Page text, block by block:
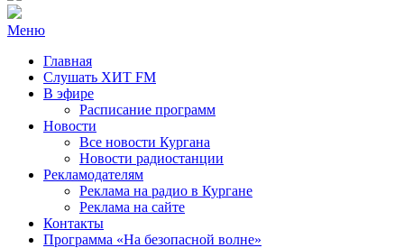
Радио ХИТ FM Курган
103.2 FM
Меню
Главная
Слушать ХИТ FM
В эфире
Расписание программ
Новости
Все новости Кургана
Новости радиостанции
Рекламодателям
Реклама на радио в Кургане
Реклама на сайте
Контакты
Программа «На безопасной волне»